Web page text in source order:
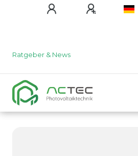
Ratgeber & News